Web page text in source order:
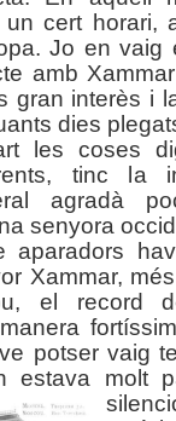
cert horari,
Jo en vaig
amb
gran interès i
dies
les coses
tinc la
agradà
senyora
aparadors
Xammar,
el record
potser vaig
molt